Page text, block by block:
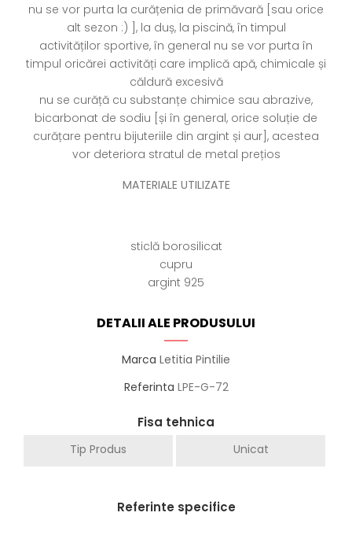
nu se vor purta la curățenia de primăvară [sau orice
alt sezon :) ], la duș, la piscină, în timpul
activităților sportive, în general nu se vor purta în
timpul oricărei activități care implică apă, chimicale și
căldură excesivă
nu se curăță cu substanțe chimice sau abrazive,
bicarbonat de sodiu [și în general, orice soluție de
curățare pentru bijuteriile din argint și aur], acestea
vor deteriora stratul de metal prețios
MATERIALE UTILIZATE
sticlă borosilicat
cupru
argint 925
DETALII ALE PRODUSULUI
Marca Letitia Pintilie
Referinta LPE-G-72
Fisa tehnica
Tip Produs Unicat
Referinte specifice